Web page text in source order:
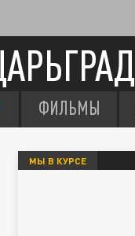
ФИЛЬМЫ
МЫ В КУРСЕ